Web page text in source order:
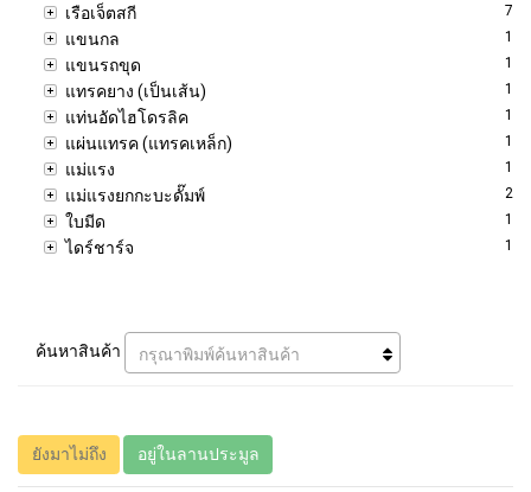
เรือเจ็ตสกี 7
แขนกล 1
แขนรถขุด 1
แทรคยาง (เป็นเส้น) 1
แท่นอัดไฮโดรลิค 1
แผ่นแทรค (แทรคเหล็ก) 1
แม่แรง 1
แม่แรงยกกะบะดั๊มพ์ 2
ใบมีด 1
ไดร์ชาร์จ 1
ค้นหาสินค้า กรุณาพิมพ์ค้นหาสินค้า
ยังมาไม่ถึง อยู่ในลานประมูล